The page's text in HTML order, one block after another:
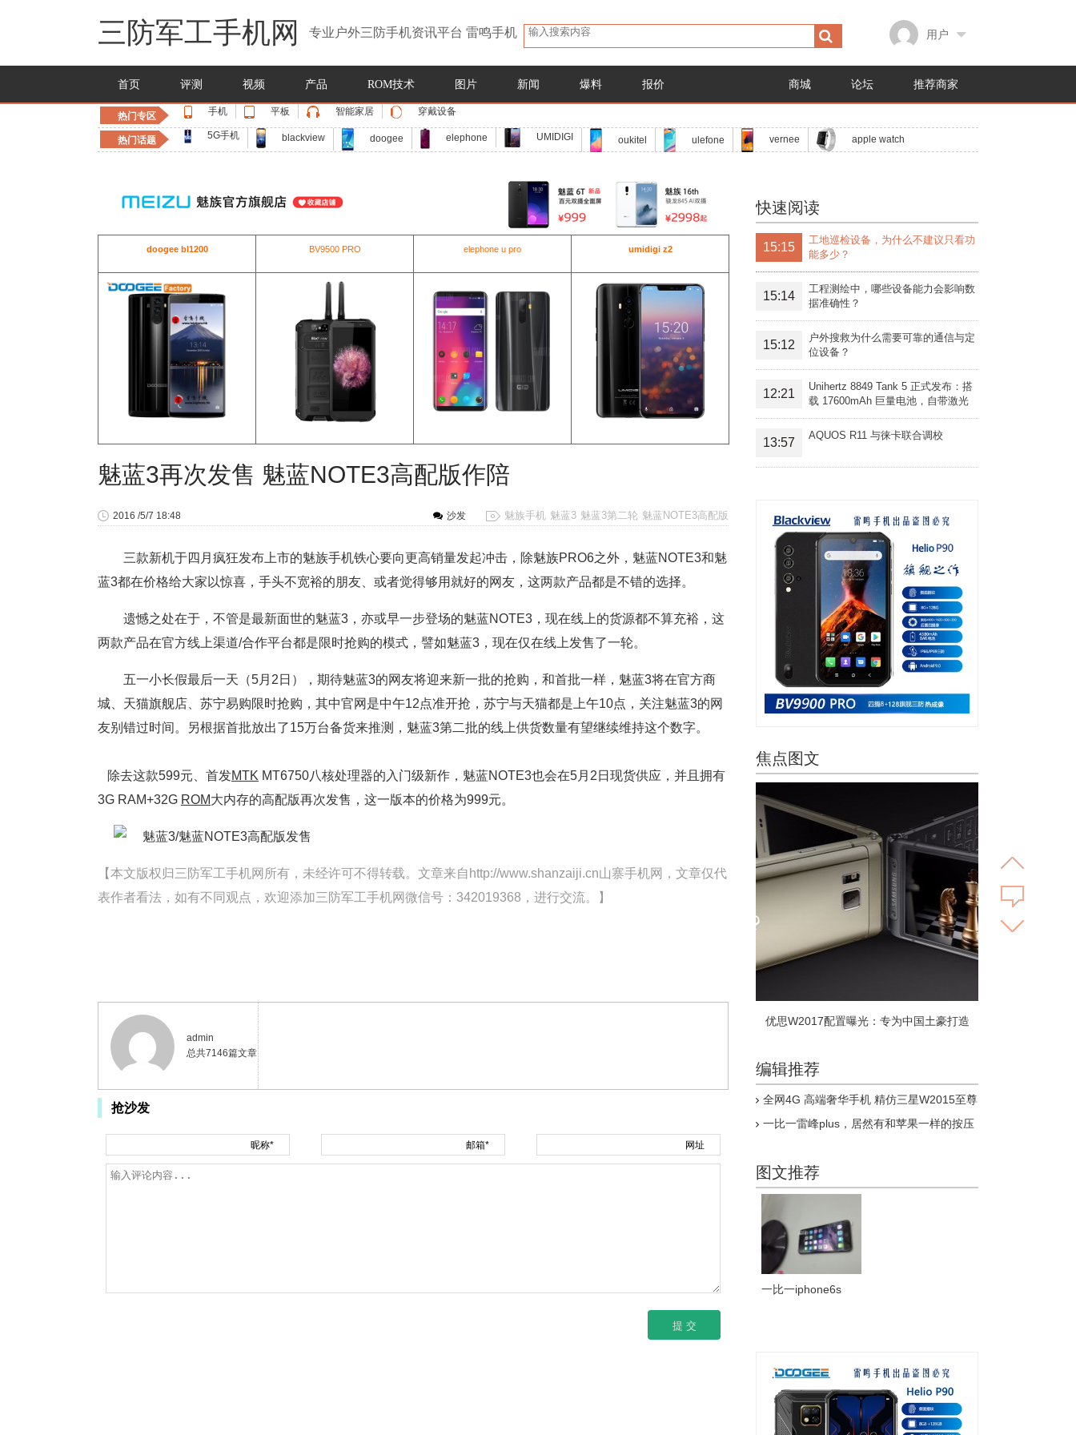
三防军工手机网 专业户外三防手机资讯平台 雷鸣手机 用户
首页 评测 视频 产品 ROM技术 图片 新闻 爆料 报价 商城 论坛 推荐商家
热门专区 手机 平板 智能家居 穿戴设备
热门话题 5G手机 blackview doogee elephone UMIDIGI oukitel ulefone vernee apple watch
doogee bl1200 BV9500 PRO elephone u pro umidigi z2
魅蓝3再次发售 魅蓝NOTE3高配版作陪
魅族手机 魅蓝3 魅蓝3第二轮 魅蓝NOTE3高配版
2016 /5/7 18:48 沙发
三款新机于四月疯狂发布上市的魅族手机铁心要向更高销量发起冲击，除魅族PRO6之外，魅蓝NOTE3和魅
蓝3都在价格给大家以惊喜，手头不宽裕的朋友、或者觉得够用就好的网友，这两款产品都是不错的选择。
遗憾之处在于，不管是最新面世的魅蓝3，亦或早一步登场的魅蓝NOTE3，现在线上的货源都不算充裕，这
两款产品在官方线上渠道/合作平台都是限时抢购的模式，譬如魅蓝3，现在仅在线上发售了一轮。
五一小长假最后一天（5月2日），期待魅蓝3的网友将迎来新一批的抢购，和首批一样，魅蓝3将在官方商
城、天猫旗舰店、苏宁易购限时抢购，其中官网是中午12点准开抢，苏宁与天猫都是上午10点，关注魅蓝3的网
友别错过时间。另根据首批放出了15万台备货来推测，魅蓝3第二批的线上供货数量有望继续维持这个数字。
除去这款599元、首发MTK MT6750八核处理器的入门级新作，魅蓝NOTE3也会在5月2日现货供应，并且拥有
3G RAM+32G ROM大内存的高配版再次发售，这一版本的价格为999元。
【本文版权归三防军工手机网所有，未经许可不得转载。文章来自http://www.shanzaiji.cn山寨手机网，文章仅代
表作者看法，如有不同观点，欢迎添加三防军工手机网微信号：342019368，进行交流。】
admin
总共7146篇文章
抢沙发
昵称* 邮箱* 网址
快速阅读
15:15
工地巡检设备，为什么不建议只看功
能多少？
15:14
工程测绘中，哪些设备能力会影响数
据准确性？
15:12
户外搜救为什么需要可靠的通信与定
位设备？
12:21
Unihertz 8849 Tank 5 正式发布：搭
载 17600mAh 巨量电池，自带激光
投影旗舰三防手机
13:57
AQUOS R11 与徕卡联合调校
焦点图文
优思W2017配置曝光：专为中国土豪打造
编辑推荐
全网4G 高端奢华手机 精仿三星W2015至尊
一比一雷峰plus，居然有和苹果一样的按压
图文推荐
一比一iphone6s